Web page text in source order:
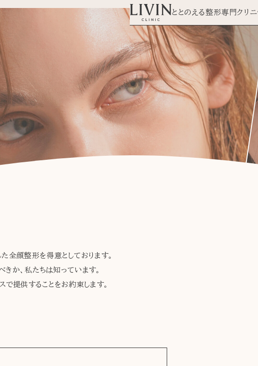
ととのえる整形専門クリニ
全顔整形を得意としております。
か、私たちは知っています。
提供することをお約束します。